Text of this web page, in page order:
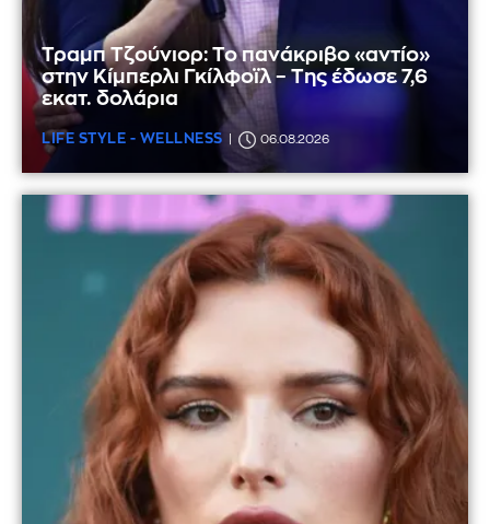
Τραμπ Τζούνιορ: Το πανάκριβο «αντίο»
στην Κίμπερλι Γκίλφοϊλ – Της έδωσε 7,6
εκατ. δολάρια
LIFE STYLE - WELLNESS 06.08.2026